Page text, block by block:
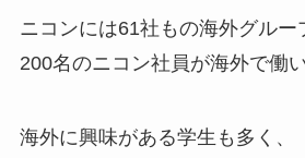
ニコンには61社もの海外グルー
200名のニコン社員が海外で働
海外に興味がある学生も多く、